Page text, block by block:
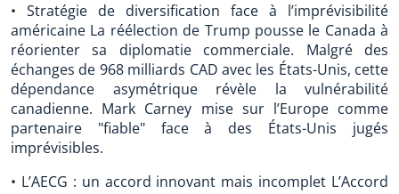
• Stratégie de diversification face à l’imprévisibilité
américaine La réélection de Trump pousse le Canada à
réorienter sa diplomatie commerciale. Malgré des
échanges de 968 milliards CAD avec les États-Unis, cette
dépendance asymétrique révèle la vulnérabilité
canadienne. Mark Carney mise sur l’Europe comme
partenaire "fiable" face à des États-Unis jugés
imprévisibles.
• L’AECG : un accord innovant mais incomplet L’Accord